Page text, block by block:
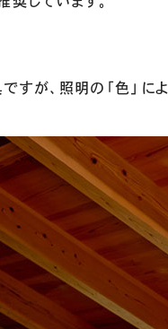
すが、照明の「色」に